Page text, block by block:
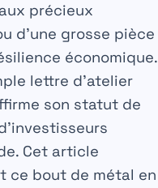
précieux
d’une grosse pièce
économique.
lettre d’atelier
son statut de
Cet article
ce bout de métal en